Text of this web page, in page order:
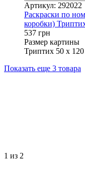
Артикул: 292022
Раскраски по
коробки)
537 грн
Размер картины
Триптих 50 х
Показать еще 3 товара
1 из 2